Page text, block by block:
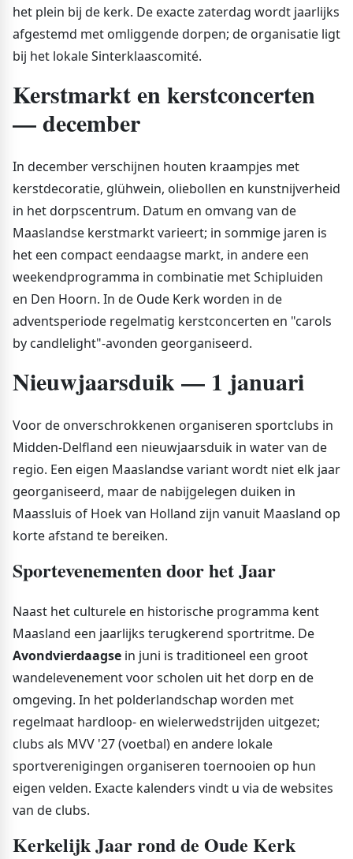
het plein bij de kerk. De exacte zaterdag wordt jaarlijks
afgestemd met omliggende dorpen; de organisatie ligt
bij het lokale Sinterklaascomité.
Kerstmarkt en kerstconcerten
— december
In december verschijnen houten kraampjes met
kerstdecoratie, glühwein, oliebollen en kunstnijverheid
in het dorpscentrum. Datum en omvang van de
Maaslandse kerstmarkt varieert; in sommige jaren is
het een compact eendaagse markt, in andere een
weekendprogramma in combinatie met Schipluiden
en Den Hoorn. In de Oude Kerk worden in de
adventsperiode regelmatig kerstconcerten en "carols
by candlelight"-avonden georganiseerd.
Nieuwjaarsduik — 1 januari
Voor de onverschrokkenen organiseren sportclubs in
Midden-Delfland een nieuwjaarsduik in water van de
regio. Een eigen Maaslandse variant wordt niet elk jaar
georganiseerd, maar de nabijgelegen duiken in
Maassluis of Hoek van Holland zijn vanuit Maasland op
korte afstand te bereiken.
Sportevenementen door het Jaar
Naast het culturele en historische programma kent
Maasland een jaarlijks terugkerend sportritme. De
Avondvierdaagse in juni is traditioneel een groot
wandelevenement voor scholen uit het dorp en de
omgeving. In het polderlandschap worden met
regelmaat hardloop- en wielerwedstrijden uitgezet;
clubs als MVV '27 (voetbal) en andere lokale
sportverenigingen organiseren toernooien op hun
eigen velden. Exacte kalenders vindt u via de websites
van de clubs.
Kerkelijk Jaar rond de Oude Kerk